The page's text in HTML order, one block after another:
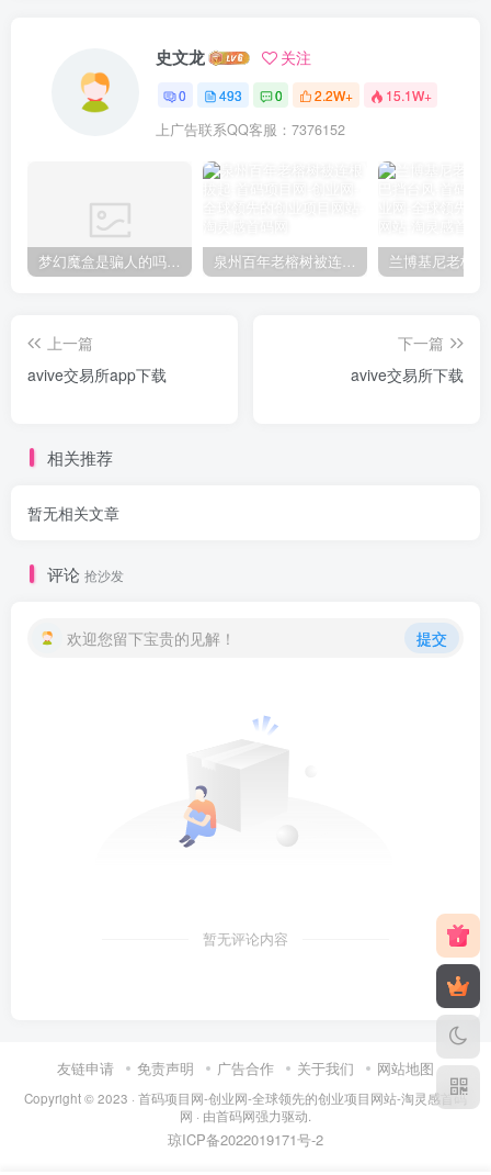
史文龙 关注
0 493 0 2.2W+ 15.1W+
上广告联系QQ客服：7376152
梦幻魔盒是骗人的吗【梦幻魔盒干嘛的】 泉州百年老榕树被连根拔起
上一篇
avive交易所app下载
下一篇
avive交易所下载
相关推荐
暂无相关文章
评论 抢沙发
欢迎您留下宝贵的见解！ 提交
暂无评论内容
友链申请 免责声明 广告合作 关于我们 网站地图
Copyright © 2023 · 首码项目网-创业网-全球领先的创业项目网站-淘灵感首码
网 · 由首码网强力驱动.
琼ICP备2022019171号-2